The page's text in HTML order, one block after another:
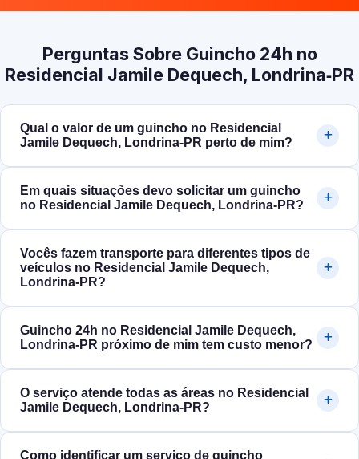
Perguntas Sobre Guincho 24h no
Residencial Jamile Dequech, Londrina‑PR
Qual o valor de um guincho no Residencial
Jamile Dequech, Londrina‑PR perto de mim?
Em quais situações devo solicitar um guincho
no Residencial Jamile Dequech, Londrina‑PR?
Vocês fazem transporte para diferentes tipos de
veículos no Residencial Jamile Dequech,
Londrina‑PR?
Guincho 24h no Residencial Jamile Dequech,
Londrina‑PR próximo de mim tem custo menor?
O serviço atende todas as áreas no Residencial
Jamile Dequech, Londrina‑PR?
Como identificar um serviço de guincho